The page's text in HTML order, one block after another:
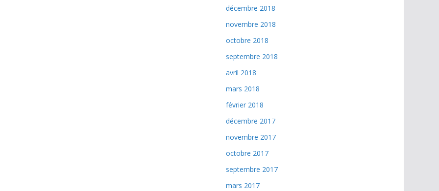
décembre 2018
novembre 2018
octobre 2018
septembre 2018
avril 2018
mars 2018
février 2018
décembre 2017
novembre 2017
octobre 2017
septembre 2017
mars 2017